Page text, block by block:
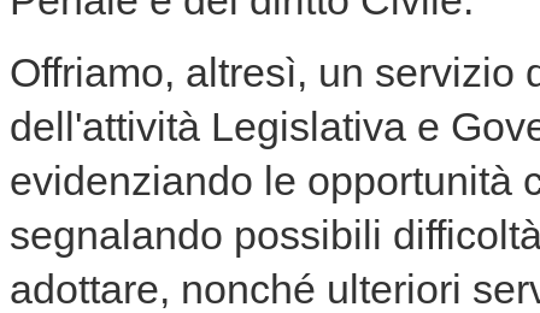
Offriamo, altresì, un servizio
dell'attività Legislativa e
evidenziando le opportunità
segnalando possibili
adottare, nonché ulteriori